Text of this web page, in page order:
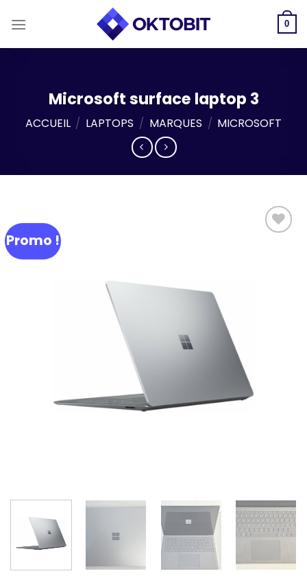
0
Microsoft surface laptop 3
ACCUEIL / LAPTOPS / MARQUES / MICROSOFT
Promo !